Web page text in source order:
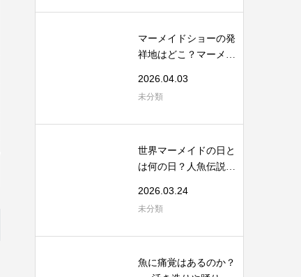
マーメイドショーの発
祥地はどこ？マーメイ
2026.04.03
未分類
世界マーメイドの日と
は何の日？人魚伝説と
2026.03.24
未分類
魚に痛覚はあるのか？